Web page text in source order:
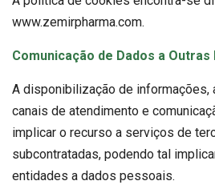
www.zemirpharma.com.
Comunicação de Dados a Outras
A disponibilização de
canais de atendimento e
implicar o recurso a serviços de
subcontratadas, podendo tal
entidades a dados pessoais.